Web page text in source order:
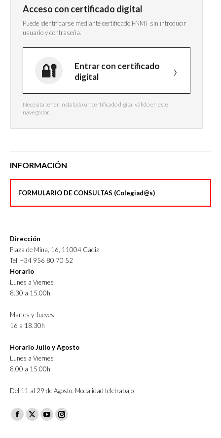
Acceso con certificado digital
Puede identificarse mediante certificado FNMT sin introducir
usuario y contraseña.
Entrar con certificado
digital
Necesita tener instalado un certificado digital válido en este
navegador.
INFORMACIÓN
FORMULARIO DE CONSULTAS (Colegiad@s)
Dirección
Plaza de Mina, 16, 11004 Cádiz
Tel: +34 956 80 70 52
Horario
Lunes a Viernes
8.30 a 15.00h
Martes y Jueves
16 a 18.30h
Horario Julio y Agosto
Lunes a Viernes
8.00 a 15.00h
Del 11 al 29 de Agosto: Modalidad teletrabajo
Facebook
X
YouTubeInstagram